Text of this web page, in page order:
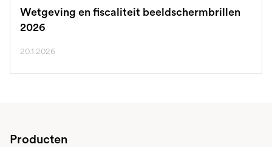
Wetgeving en fiscaliteit beeldschermbrillen
2026
20.1.2026
Producten